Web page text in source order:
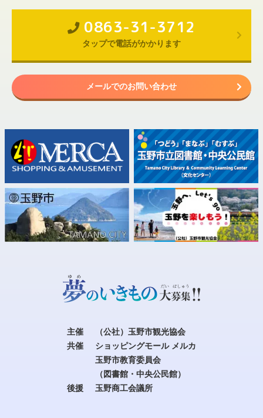
0863-31-3712
タップで電話がかかります
メールでのお問い合わせ
主催
（公社）玉野市観光協会
共催
ショッピングモール メルカ
玉野市教育委員会
（図書館・中央公民館）
後援
玉野商工会議所